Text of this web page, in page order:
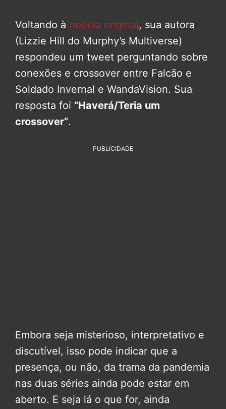
Voltando à notícia original, sua autora
(Lizzie Hill do Murphy’s Multiverse)
respondeu um tweet perguntando sobre
conexões e crossover entre Falcão e
Soldado Invernal e WandaVision. Sua
resposta foi “Haverá/Teria um
crossover”.
PUBLICIDADE
Embora seja misterioso, interpretativo e
discutível, isso pode indicar que a
presença, ou não, da trama da pandemia
nas duas séries ainda pode estar em
aberto. E seja lá o que for, ainda